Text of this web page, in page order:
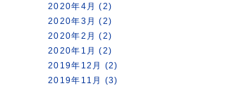
2020年4月 (2)
2020年3月 (2)
2020年2月 (2)
2020年1月 (2)
2019年12月 (2)
2019年11月 (3)